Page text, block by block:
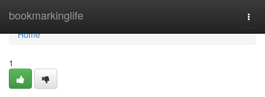
bookmarkinglife
Home
Home
1